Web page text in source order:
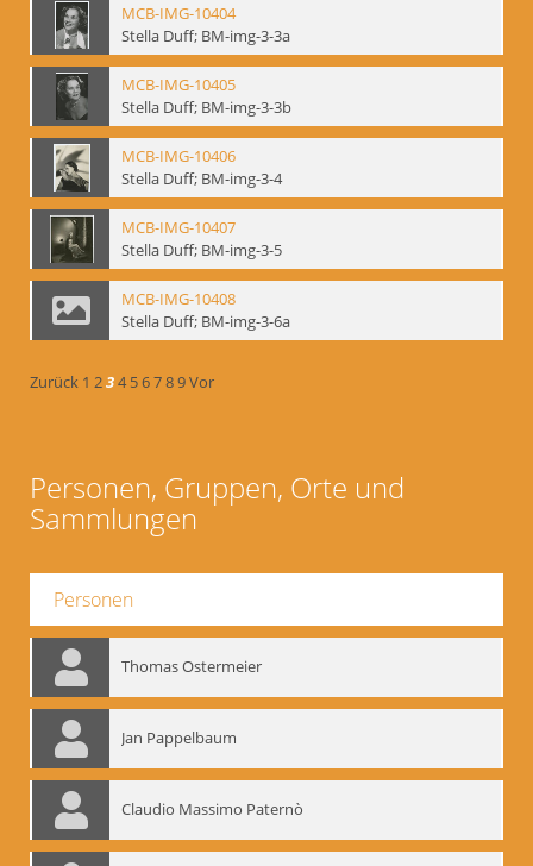
MCB-IMG-10404
Stella Duff; BM-img-3-3a
MCB-IMG-10405
Stella Duff; BM-img-3-3b
MCB-IMG-10406
Stella Duff; BM-img-3-4
MCB-IMG-10407
Stella Duff; BM-img-3-5
MCB-IMG-10408
Stella Duff; BM-img-3-6a
Zurück 1 234 56789Vor
Personen, Gruppen, Orte und
Sammlungen
Personen
Thomas Ostermeier
Jan Pappelbaum
Claudio Massimo Paternò